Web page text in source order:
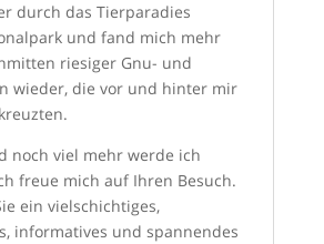
durch das Tierparadies
und fand mich mehr
riesiger Gnu- und
wieder, die vor und hinter mir
noch viel mehr werde ich
freue mich auf Ihren Besuch.
ein vielschichtiges,
informatives und spannendes